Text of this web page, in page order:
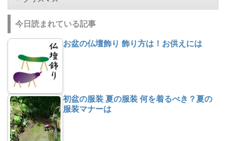
今日読まれている記事
お盆の仏壇飾り 飾り方は！お供えには
初盆の服装 夏の服装 何を着るべき？夏の
服装マナーは